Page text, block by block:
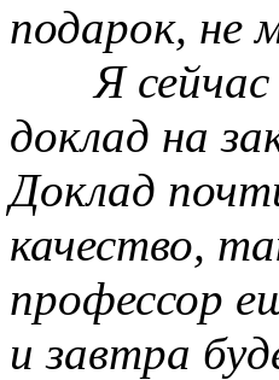
подарок, не
Я
доклад на
Доклад
качество,
профессор
и завтра